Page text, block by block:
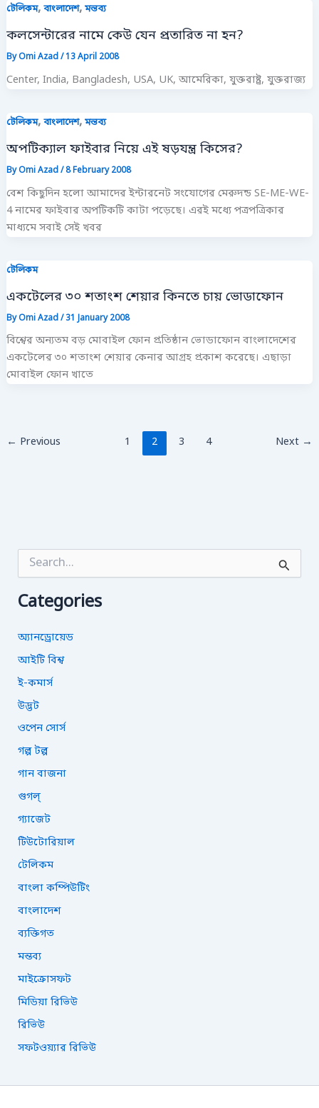
টেলিকম, বাংলাদেশ, মন্তব্য
কলসেন্টারের নামে কেউ যেন প্রতারিত না হন?
ByOmi Azad/13 April 2008
Center, India, Bangladesh, USA, UK, আমেরিকা, যুক্তরাষ্ট্র, যুক্তরাজ্য
টেলিকম, বাংলাদেশ, মন্তব্য
অপটিক্যাল ফাইবার নিয়ে এই ষড়যন্ত্র কিসের?
ByOmi Azad/8 February 2008
বেশ কিছুদিন হলো আমাদের ইন্টারনেট সংযোগের মেরুদন্ড SE-ME-WE-
4 নামের ফাইবার অপটিকটি কাটা পড়েছে। এরই মধ্যে পত্রপত্রিকার
মাধ্যমে সবাই সেই খবর
টেলিকম
একটেলের ৩০ শতাংশ শেয়ার কিনতে চায় ভোডাফোন
ByOmi Azad/31 January 2008
বিশ্বের অন্যতম বড় মোবাইল ফোন প্রতিষ্ঠান ভোডাফোন বাংলাদেশের
একটেলের ৩০ শতাংশ শেয়ার কেনার আগ্রহ প্রকাশ করেছে। এছাড়া
মোবাইল ফোন খাতে
← Previous 1 2 3 4 Next →
r
f
o
:
Categories
অ্যানড্রোয়েড
আইটি বিশ্ব
ই-কমার্স
উদ্ভট
ওপেন সোর্স
গল্প টল্প
গান বাজনা
গুগল্
গ্যাজেট
টিউটোরিয়াল
টেলিকম
বাংলা কম্পিউটিং
বাংলাদেশ
ব্যক্তিগত
মন্তব্য
মাইক্রোসফট
মিডিয়া রিভিউ
রিভিউ
সফটওয়্যার রিভিউ